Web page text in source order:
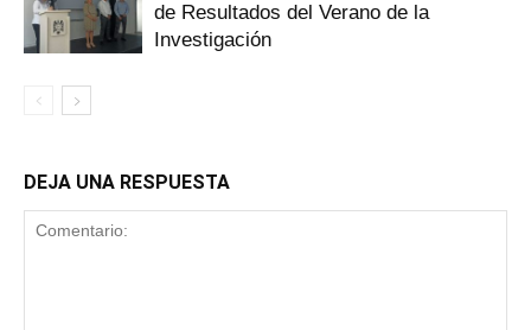
de Resultados del Verano de la
Investigación
DEJA UNA RESPUESTA